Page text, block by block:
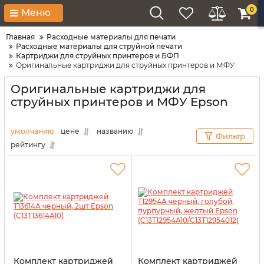
Меню 0
Главная
Расходные материалы для печати
Расходные материалы для струйной печати
Картриджи для струйных принтеров и БФП
Оригинальные картриджи для струйных принтеров и МФУ
Оригинальные картриджи для
струйных принтеров и МФУ Epson
умолчанию цене
названию
рейтингу
Фильтр
Комплект картриджей
Комплект картриджей